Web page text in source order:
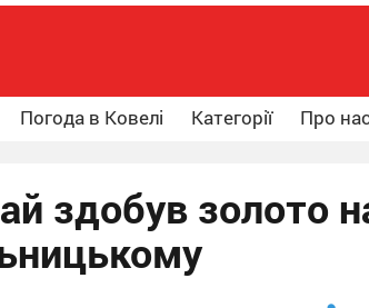
Погода в Ковелі Категорії Про
здобув золото